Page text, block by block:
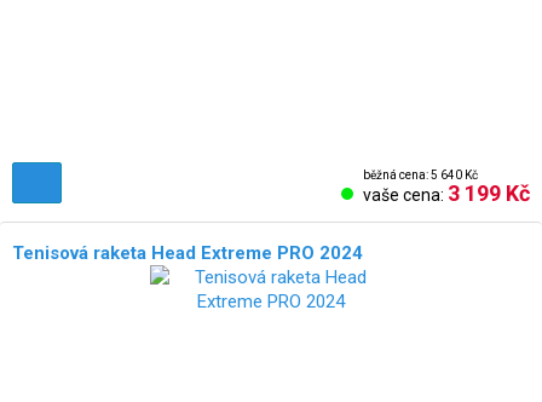
běžná cena: 5 640 Kč
vaše cena: 3 199 Kč
Tenisová raketa Head Extreme PRO 2024